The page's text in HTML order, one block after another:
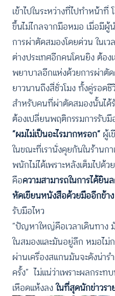
เข้าไปในระหว่างที่ไปทำหน้า
ขึ้นไม่ไกลจากมือหมอ เมื่อมีผู้
การผ่าตัดสมองโดยด่วน ในเ
ต่างประเทศอีกคนโดนยิง ต้อง
พยาบาลอีกแห่งด้วยการผ่าตั
ยาวนานถึงสี่ชั่วโมง ทั้งคู่รอด
สำหรับคนที่ผ่าตัดสมองนั้นไ
ต้องเปลี่ยนพฤติกรรมการรับมื
“ผมไม่เป็นอะไรมากหรอก” ผู้
ในขณะที่เรานั่งคุยกันในร้าน
พนักไม่ได้เพราะหลังเต็มไปด้
คือความสามารถในการได้ยิน
หัดเขียนหนังสือด้วยมืออีกข้าง
รับมือไหว
“ปัญหาใหญ่คือเวลาเดินทาง
ในสมองและมันอยู่ลึก หมอไม่ก
ผ่านเครื่องสแกนมันจะดังน่า
ครั้ง” ไม่แน่ว่าเพราะผลกระ
เหือดแห้งลงในที่สุดนักข่าวร